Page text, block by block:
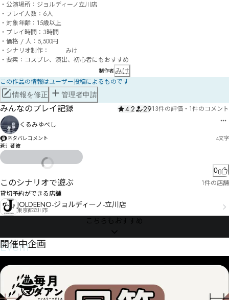
・公演場所：ジョルディーノ立川店
・プレイ人数：6人
・対象年齢：15歳以上
・プレイ時間：3時間
・価格 / 人：5,500円
・シナリオ制作：	みけ
・要素：コスプレ、演出、初心者にもおすすめ
制作者みけ
この作品の情報はユーザー投稿によるものです
情報を修正 管理者申請
みんなのプレイ記録 4.2 2913件の評価 ・ 1件のコメント
くるみゆべし
ネタバレコメント 4文字
蒼氵蓰彼
0
このシナリオで遊ぶ
1件の店舗
貸切予約ができる店舗
JOLDEENO-ジョルディーノ-立川店
東京都立川市
こちらもおすすめ
Event
開催中企画